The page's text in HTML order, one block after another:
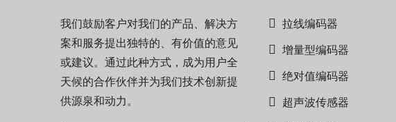
我们鼓励客户对我们的产品、解决方
案和服务提出独特的、有价值的意见
或建议。通过此种方式，成为用户全
天候的合作伙伴并为我们技术创新提
供源泉和动力。
拉线编码器
增量型编码器
绝对值编码器
超声波传感器